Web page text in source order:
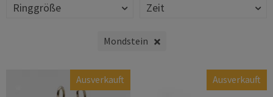
Ringgröße
Zeit
Mondstein
Ausverkauft Ausverkauft